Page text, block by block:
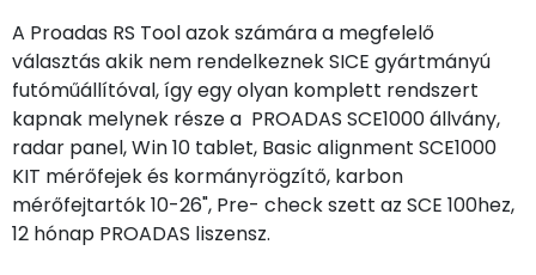
A Proadas RS Tool azok számára a megfelelő
választás akik nem rendelkeznek SICE gyártmányú
futóműállítóval, így egy olyan komplett rendszert
kapnak melynek része a PROADAS SCE1000 állvány,
radar panel, Win 10 tablet, Basic alignment SCE1000
KIT mérőfejek és kormányrögzítő, karbon
mérőfejtartók 10-26", Pre- check szett az SCE 100hez,
12 hónap PROADAS liszensz.